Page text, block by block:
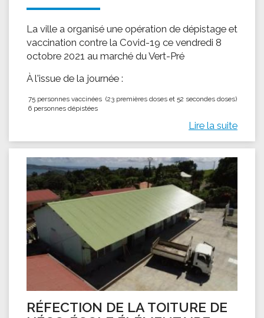
La ville a organisé une opération de dépistage et
vaccination contre la Covid-19 ce vendredi 8
octobre 2021 au marché du Vert-Pré
À l'issue de la journée :
75 personnes vaccinées (23 premières doses et 52 secondes doses)
6 personnes dépistées
Lire la suite
RÉFECTION DE LA TOITURE DE